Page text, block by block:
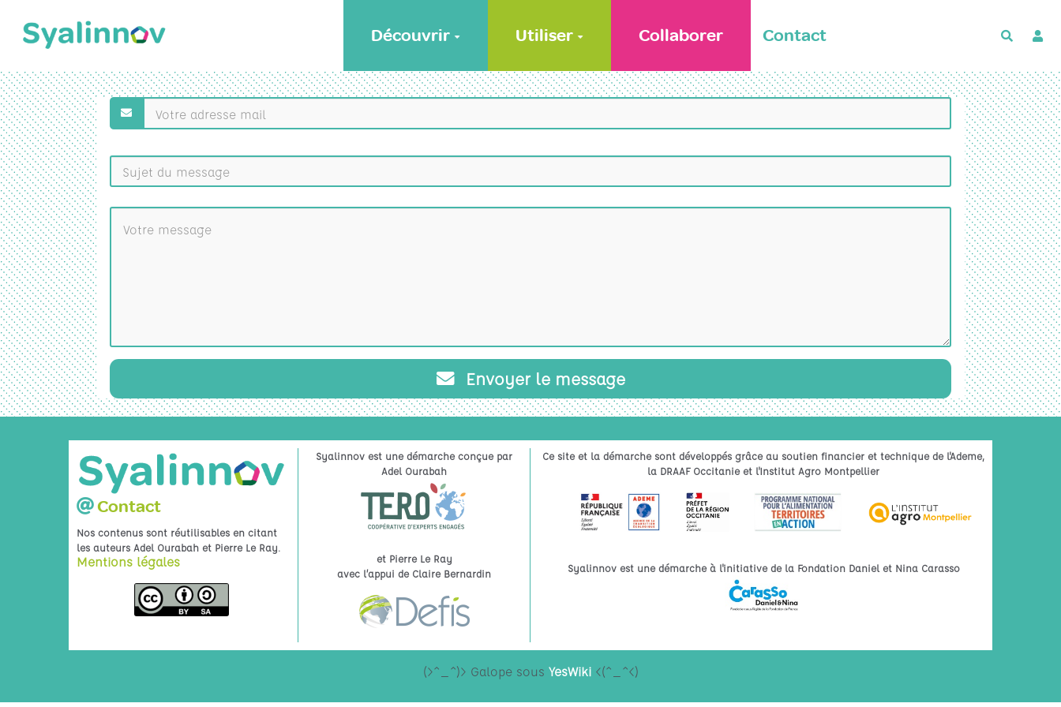
Découvrir Utiliser Collaborer Contact
Envoyer le message
Contact
Nos contenus sont réutilisables en citant
les auteurs Adel Ourabah et Pierre Le Ray.
Mentions légales
Syalinnov est une démarche conçue par
Adel Ourabah
et Pierre Le Ray
avec l’appui de Claire Bernardin
Ce site et la démarche sont développés grâce au soutien financier et technique de l'Ademe,
la DRAAF Occitanie et l'Institut Agro Montpellier
Syalinnov est une démarche à l'initiative de la Fondation Daniel et Nina Carasso
(>^_^)> Galope sous YesWiki<(^_^<)